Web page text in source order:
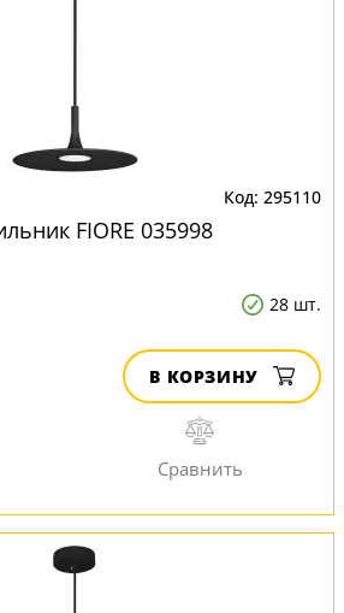
295110
FIORE 035998
28 шт.
В КОРЗИНУ